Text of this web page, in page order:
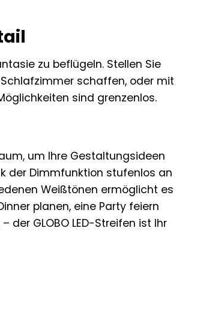
zu beflügeln. Stellen Sie
schaffen, oder mit
sind grenzenlos.
um Ihre Gestaltungsideen
der Dimmfunktion stufenlos an
Weißtönen ermöglicht es
planen, eine Party feiern
GLOBO LED-Streifen ist Ihr